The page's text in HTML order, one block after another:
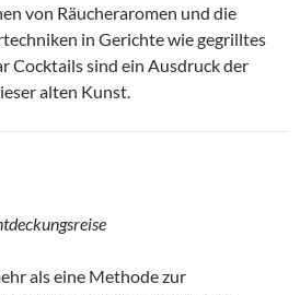
von Räucheraromen und die
in Gerichte wie gegrilltes
Cocktails sind ein Ausdruck der
alten Kunst.
als eine Methode zur